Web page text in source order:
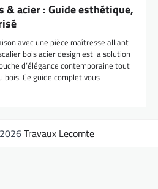
& acier : Guide esthétique,
avec une pièce maîtresse alliant
bois acier design est la solution
d’élégance contemporaine tout
Ce guide complet vous
Travaux Lecomte